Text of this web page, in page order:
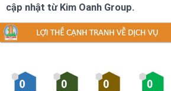
cập nhật từ Kim Oanh Group.